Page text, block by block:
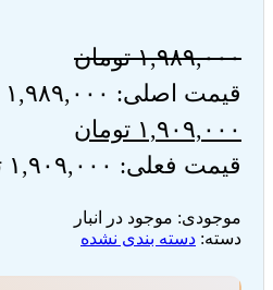
۱,۹۸۹,۰۰۰ تومان
قیمت اصلی: ۱,۹۸۹,۰۰۰ تومان بود.
۱,۹۰۹,۰۰۰ تومان
قیمت فعلی: ۱,۹۰۹,۰۰۰ تومان.
موجودی: موجود در انبار
دسته: دسته بندی نشده